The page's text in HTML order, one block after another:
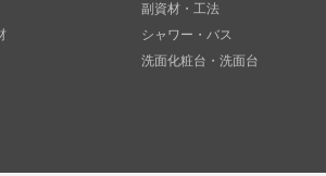
副資材・工法
シャワー・バス
洗面化粧台・洗面台